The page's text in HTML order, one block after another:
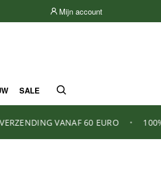
Mijn account
SALE
VANAF 60 EURO • 100% leuk